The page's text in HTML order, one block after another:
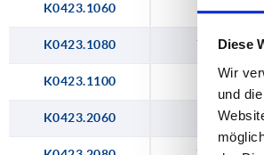
Diese
Wir
und
K0423.1060 59
K0423.1080 79
K0423.1100
K0423.2060